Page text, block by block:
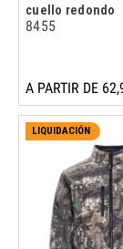
cuello redondo
8455
A PARTIR DE
LIQUIDACIÓN